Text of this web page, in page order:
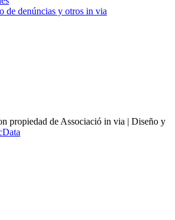
de denúncias y otros in via
propiedad de Associació in via | Diseño y